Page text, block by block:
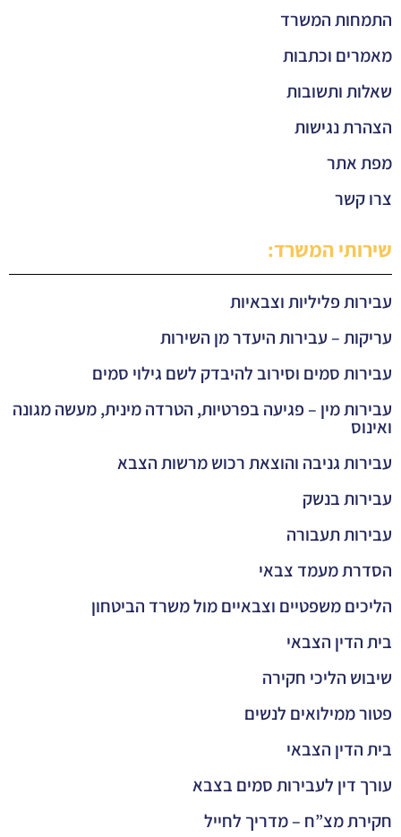
התמחות המשרד
מאמרים וכתבות
שאלות ותשובות
הצהרת נגישות
מפת אתר
צרו קשר
שירותי המשרד:
עבירות פליליות וצבאיות
עריקות – עבירות היעדר מן השירות
עבירות סמים וסירוב להיבדק לשם גילוי סמים
עבירות מין – פגיעה בפרטיות, הטרדה מינית, מעשה מגונה
ואינוס
עבירות גניבה והוצאת רכוש מרשות הצבא
עבירות בנשק
עבירות תעבורה
הסדרת מעמד צבאי
הליכים משפטיים וצבאיים מול משרד הביטחון
בית הדין הצבאי
שיבוש הליכי חקירה
פטור ממילואים לנשים
בית הדין הצבאי
עורך דין לעבירות סמים בצבא
חקירת מצ”ח – מדריך לחייל